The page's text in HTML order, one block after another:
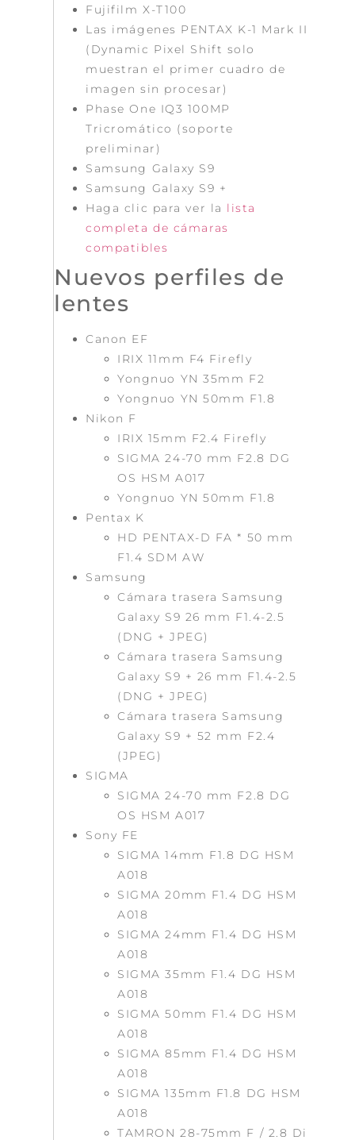
Fujifilm X-T100
Las imágenes PENTAX K-1 Mark II
(Dynamic Pixel Shift solo
muestran el primer cuadro de
imagen sin procesar)
Phase One IQ3 100MP
Tricromático (soporte
preliminar)
Samsung Galaxy S9
Samsung Galaxy S9 +
Haga clic para ver la lista
completa de cámaras
compatibles
Nuevos perfiles de
lentes
Canon EF
IRIX 11mm F4 Firefly
Yongnuo YN 35mm F2
Yongnuo YN 50mm F1.8
Nikon F
IRIX 15mm F2.4 Firefly
SIGMA 24-70 mm F2.8 DG
OS HSM A017
Yongnuo YN 50mm F1.8
Pentax K
HD PENTAX-D FA * 50 mm
F1.4 SDM AW
Samsung
Cámara trasera Samsung
Galaxy S9 26 mm F1.4-2.5
(DNG + JPEG)
Cámara trasera Samsung
Galaxy S9 + 26 mm F1.4-2.5
(DNG + JPEG)
Cámara trasera Samsung
Galaxy S9 + 52 mm F2.4
(JPEG)
SIGMA
SIGMA 24-70 mm F2.8 DG
OS HSM A017
Sony FE
SIGMA 14mm F1.8 DG HSM
A018
SIGMA 20mm F1.4 DG HSM
A018
SIGMA 24mm F1.4 DG HSM
A018
SIGMA 35mm F1.4 DG HSM
A018
SIGMA 50mm F1.4 DG HSM
A018
SIGMA 85mm F1.4 DG HSM
A018
SIGMA 135mm F1.8 DG HSM
A018
TAMRON 28-75mm F / 2.8 Di